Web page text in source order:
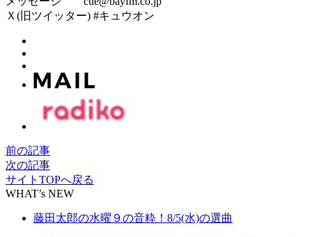
Ｘ(旧ツイッター) #キュウオン
前の記事
次の記事
サイトTOPへ戻る
WHAT’s NEW
藤田太郎の水曜９の音粋！8/5(水)の選曲